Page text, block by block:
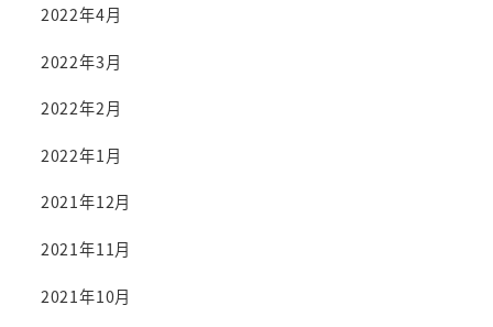
2022年4月
2022年3月
2022年2月
2022年1月
2021年12月
2021年11月
2021年10月